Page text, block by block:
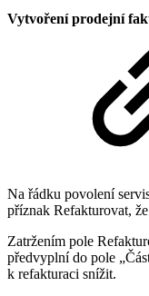
Vytvoření prodejní
Na řádku povolení
příznak Refakturovat,
Zatržením pole
předvyplní do pole
k refakturaci snížit.